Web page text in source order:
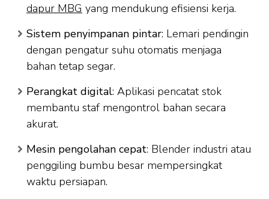
dapur MBG yang mendukung efisiensi kerja.
Sistem penyimpanan pintar: Lemari pendingin
dengan pengatur suhu otomatis menjaga
bahan tetap segar.
Perangkat digital: Aplikasi pencatat stok
membantu staf mengontrol bahan secara
akurat.
Mesin pengolahan cepat: Blender industri atau
penggiling bumbu besar mempersingkat
waktu persiapan.